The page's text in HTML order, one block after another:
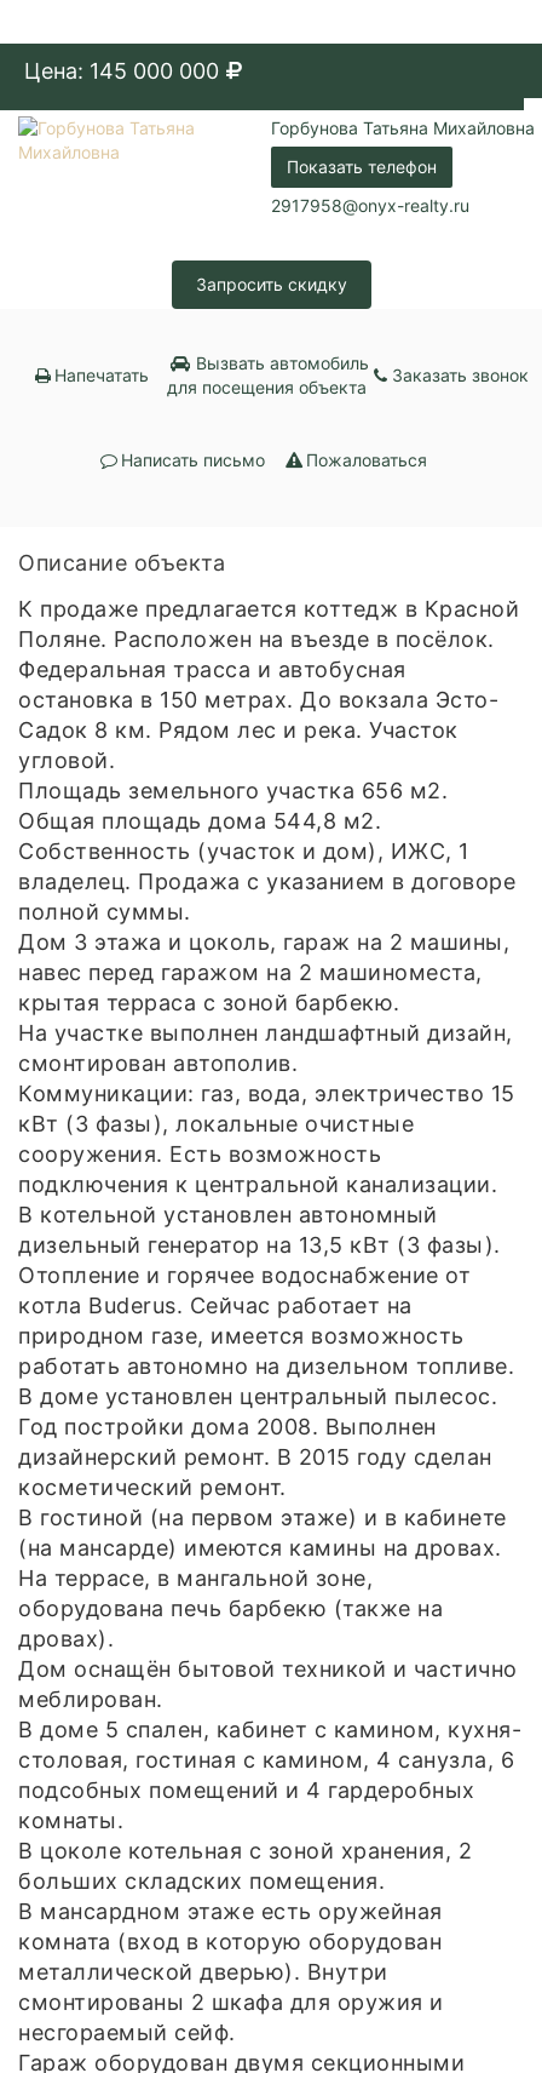
Цена: 145 000 000
Горбунова Татьяна Михайловна
Показать телефон
2917958@onyx-realty.ru
Запросить скидку
Напечатать
Вызвать автомобиль
для посещения объекта
Заказать звонок
Написать письмо Пожаловаться
Описание объекта
К продаже предлагается коттедж в Красной
Поляне. Расположен на въезде в посёлок.
Федеральная трасса и автобусная
остановка в 150 метрах. До вокзала Эсто-
Садок 8 км. Рядом лес и река. Участок
угловой.
Площадь земельного участка 656 м2.
Общая площадь дома 544,8 м2.
Собственность (участок и дом), ИЖС, 1
владелец. Продажа с указанием в договоре
полной суммы.
Дом 3 этажа и цоколь, гараж на 2 машины,
навес перед гаражом на 2 машиноместа,
крытая терраса с зоной барбекю.
На участке выполнен ландшафтный дизайн,
смонтирован автополив.
Коммуникации: газ, вода, электричество 15
кВт (3 фазы), локальные очистные
сооружения. Есть возможность
подключения к центральной канализации.
В котельной установлен автономный
дизельный генератор на 13,5 кВт (3 фазы).
Отопление и горячее водоснабжение от
котла Buderus. Сейчас работает на
природном газе, имеется возможность
работать автономно на дизельном топливе.
В доме установлен центральный пылесос.
Год постройки дома 2008. Выполнен
дизайнерский ремонт. В 2015 году сделан
косметический ремонт.
В гостиной (на первом этаже) и в кабинете
(на мансарде) имеются камины на дровах.
На террасе, в мангальной зоне,
оборудована печь барбекю (также на
дровах).
Дом оснащён бытовой техникой и частично
меблирован.
В доме 5 спален, кабинет с камином, кухня-
столовая, гостиная с камином, 4 санузла, 6
подсобных помещений и 4 гардеробных
комнаты.
В цоколе котельная с зоной хранения, 2
больших складских помещения.
В мансардном этаже есть оружейная
комната (вход в которую оборудован
металлической дверью). Внутри
смонтированы 2 шкафа для оружия и
несгораемый сейф.
Гараж оборудован двумя секционными